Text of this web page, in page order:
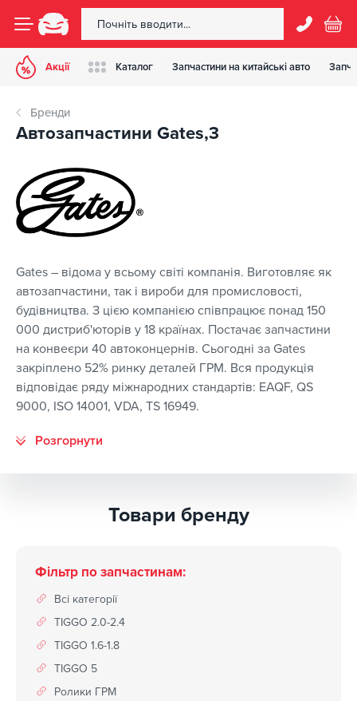
Акції Каталог Запчастини на китайські авто
Бренди
Автозапчастини Gates,3
Gates – відома у всьому світі компанія. Виготовляє як
автозапчастини, так і вироби для промисловості,
будівництва. З цією компанією співпрацює понад 150
000 дистриб'юторів у 18 країнах. Постачає запчастини
на конвеєри 40 автоконцернів. Сьогодні за Gates
закріплено 52% ринку деталей ГРМ. Вся продукція
відповідає ряду міжнародних стандартів: EAQF, QS
9000, ISO 14001, VDA, TS 16949.
Товари бренду
Фільтр по запчастинам:
Всі категорії
TIGGO 2.0-2.4
TIGGO 1.6-1.8
TIGGO 5
Ролики ГРМ